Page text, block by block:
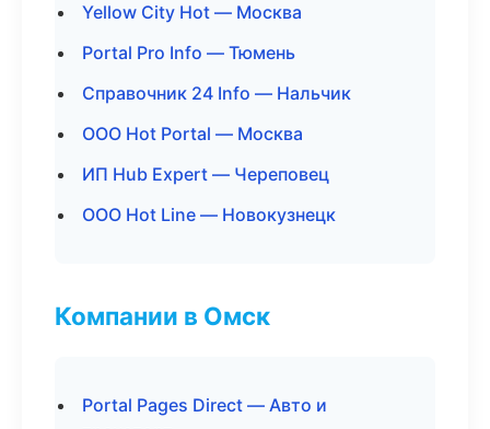
Yellow City Hot — Москва
Portal Pro Info — Тюмень
Справочник 24 Info — Нальчик
ООО Hot Portal — Москва
ИП Hub Expert — Череповец
ООО Hot Line — Новокузнецк
Компании в Омск
Portal Pages Direct — Авто и